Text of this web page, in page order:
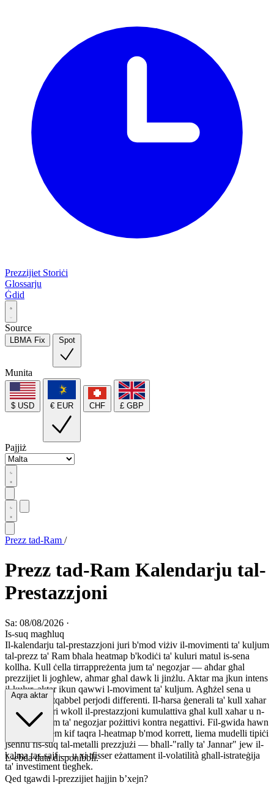
Prezzijiet Storiċi
Glossarju
Ġdid
Source
LBMA Fix Spot
Munita
$ USD € EUR CHF £ GBP
Pajjiż
Prezz tad-Ram /
Prezz tad-Ram Kalendarju tal-
Prestazzjoni
Sa: 08/08/2026 ·
Is-suq magħluq
Il-kalendarju tal-prestazzjoni juri b'mod viżiv il-movimenti ta' kuljum
tal-prezz ta' Ram bħala heatmap b'kodiċi ta' kuluri matul is-sena
kollha. Kull ċella tirrappreżenta jum ta' negozjar — aħdar għal
prezzijiet li jogħlew, aħmar għal dawk li jinżlu. Aktar ma jkun intens
il-kulur, aktar ikun qawwi l-moviment ta' kuljum. Agħżel sena u
munita biex tqabbel perjodi differenti. Il-ħarsa ġenerali ta' kull xahar
hawn taħt turi wkoll il-prestazzjoni kumulattiva għal kull xahar u n-
numru ta' jiem ta' negozjar pożittivi kontra negattivi. Fil-gwida hawn
taħt, titgħallem kif taqra l-heatmap b'mod korrett, liema mudelli tipiċi
jseħħu fis-suq tal-metalli prezzjużi — bħall-"rally ta' Jannar" jew il-
kalma tas-sajf — u xi tfisser eżattament il-volatilità għall-istrateġija
ta' investiment tiegħek.
Aqra aktar
L-ebda data disponibbli.
Qed tgawdi l-prezzijiet ħajjin b’xejn?